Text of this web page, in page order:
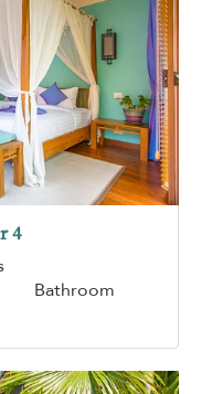
4
Bathroom